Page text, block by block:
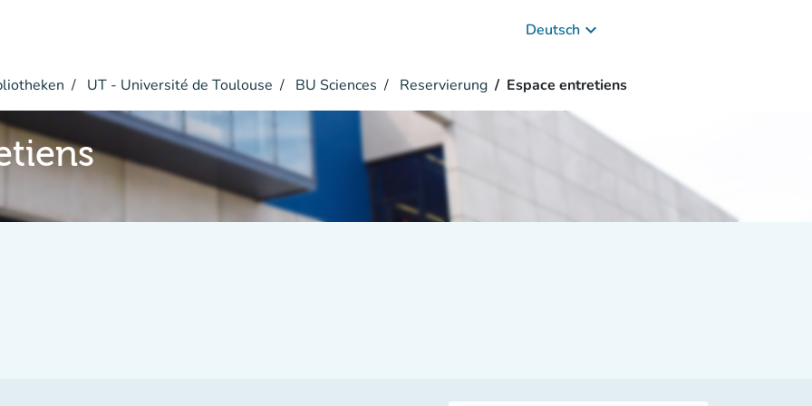
Deutsch keyboard_arrow_down
UT - Université de Toulouse BU Sciences Reservierung Espace entretiens